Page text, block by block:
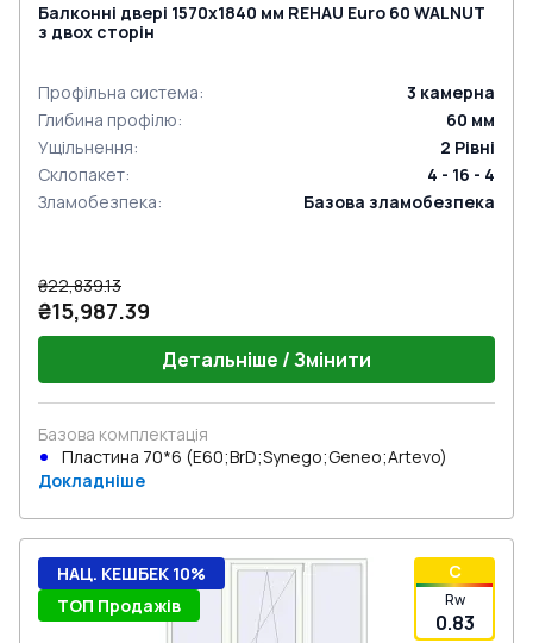
Балконні двері 1570x1840 мм REHAU Euro 60 WALNUT
з двох сторін
Профільна система: 3 камерна
Глибина профілю: 60 мм
Ущільнення: 2 Рівні
Склопакет:
4 - 16 - 4
Зламобезпека: Базова зламобезпека
₴22,839.13
₴15,987.39
Детальніше / Змінити
Базова комплектація
Пластина 70*6 (E60;BrD;Synego;Geneo;Artevo)
Докладніше
C
Rw
0.83
НАЦ. КЕШБЕК 10%
ТОП Продажів